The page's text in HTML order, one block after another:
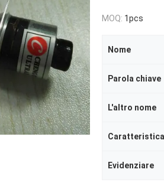
MOQ: 1pcs
Nome
Parola chiave
L'altro nome
Caratteristica
Evidenziare